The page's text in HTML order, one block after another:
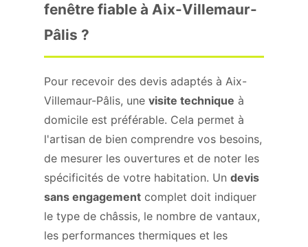
fenêtre fiable à Aix-Villemaur-
Pâlis ?
Pour recevoir des devis adaptés à Aix-
Villemaur-Pâlis, une visite technique à
domicile est préférable. Cela permet à
l'artisan de bien comprendre vos besoins,
de mesurer les ouvertures et de noter les
spécificités de votre habitation. Un devis
sans engagement complet doit indiquer
le type de châssis, le nombre de vantaux,
les performances thermiques et les